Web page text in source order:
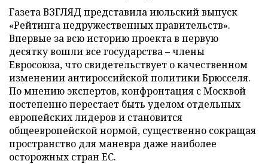
Газета ВЗГЛЯД представила июльский выпуск
«Рейтинга недружественных правительств».
Впервые за всю историю проекта в первую
десятку вошли все государства – члены
Евросоюза, что свидетельствует о качественном
изменении антироссийской политики Брюсселя.
По мнению экспертов, конфронтация с Москвой
постепенно перестает быть уделом отдельных
европейских лидеров и становится
общеевропейской нормой, существенно сокращая
пространство для маневра даже наиболее
осторожных стран ЕС.